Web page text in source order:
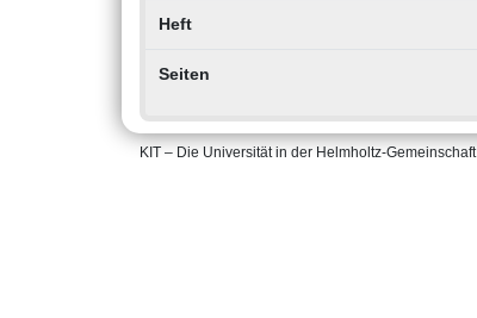
Heft
Seiten
KIT – Die Universität in der Helmholtz-Gemeinschaft